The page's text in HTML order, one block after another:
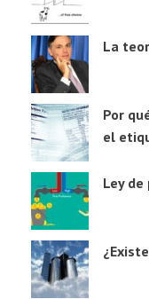
La
Por
el
Ley